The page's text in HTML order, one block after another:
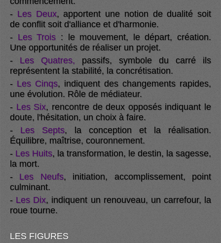
- Les Deux, apportent une notion de dualité soit
de conflit soit d'alliance et d'harmonie.
- Les Trois : le mouvement, le départ, création.
Une opportunités de réaliser un projet.
- Les Quatres, passifs, symbole du carré ils
représentent la stabilité, la concrétisation.
- Les Cinqs, indiquent des changements rapides,
une évolution. Rôle de médiateur.
- Les Six, rencontre de deux opposés indiquant le
doute, l'hésitation, un choix à faire.
- Les Septs, la conception et la réalisation.
Équilibre, maîtrise, couronnement.
- Les Huits, la transformation, le destin, la sagesse,
la mort.
- Les Neufs, initiation, accomplissement, point
culminant.
- Les Dix, indiquent un renouveau, un carrefour, la
roue tourne.
LES FIGURES